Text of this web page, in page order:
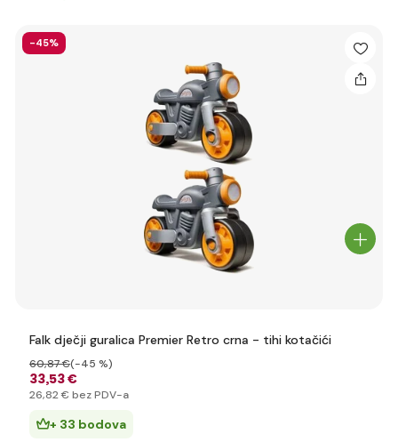
-45%
Falk dječji guralica Premier Retro crna - tihi kotačići
33,53 €
60,87 €(-45 %)
26,82 € bez PDV-a
+ 33 bodova